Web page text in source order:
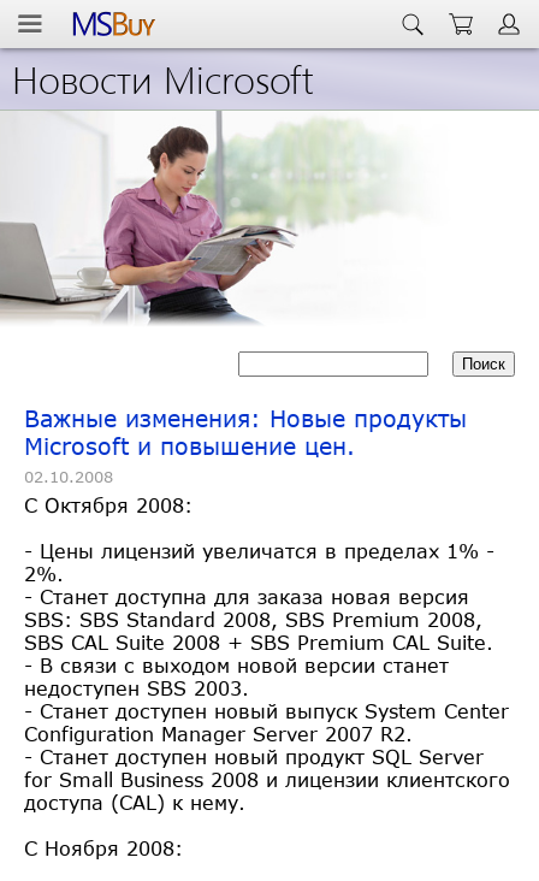
Новости Microsoft
Важные изменения: Новые продукты
Microsoft и повышение цен.
02.10.2008
С Октября 2008:
- Цены лицензий увеличатся в пределах 1% -
2%.
- Станет доступна для заказа новая версия
SBS: SBS Standard 2008, SBS Premium 2008,
SBS CAL Suite 2008 + SBS Premium CAL Suite.
- В связи с выходом новой версии станет
недоступен SBS 2003.
- Станет доступен новый выпуск System Center
Configuration Manager Server 2007 R2.
- Станет доступен новый продукт SQL Server
for Small Business 2008 и лицензии клиентского
доступа (CAL) к нему.
С Ноября 2008: